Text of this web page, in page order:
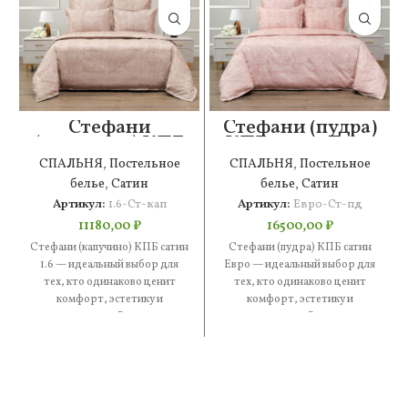
Стефани
(капучино) КПБ
сатин 1.6
СПАЛЬНЯ, Постельное
белье, Сатин
Артикул: 1.6-Ст-кап
11180,00₽
Стефани (капучино) КПБ сатин
1.6 — идеальный выбор для
тех, кто одинаково ценит
комфорт, эстетику и
практичность. В составе —
Стефани (пудра)
КПБ сатин Евро
СПАЛЬНЯ, Постельное
белье, Сатин
Артикул: Евро-Ст-пд
16500,00₽
Стефани (пудра) КПБ сатин
Евро — идеальный выбор для
тех, кто одинаково ценит
комфорт, эстетику и
практичность. В составе —